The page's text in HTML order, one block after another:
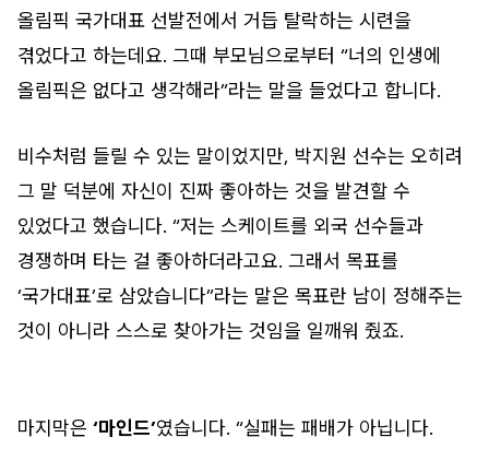
올림픽 국가대표 선발전에서 거듭 탈락하는 시련을
겪었다고 하는데요. 그때 부모님으로부터 “너의 인생에
올림픽은 없다고 생각해라”라는 말을 들었다고 합니다.
비수처럼 들릴 수 있는 말이었지만, 박지원 선수는 오히려
그 말 덕분에 자신이 진짜 좋아하는 것을 발견할 수
있었다고 했습니다. “저는 스케이트를 외국 선수들과
경쟁하며 타는 걸 좋아하더라고요. 그래서 목표를
‘국가대표’로 삼았습니다”라는 말은 목표란 남이 정해주는
것이 아니라 스스로 찾아가는 것임을 일깨워 줬죠.
마지막은 ‘마인드’였습니다. “실패는 패배가 아닙니다.